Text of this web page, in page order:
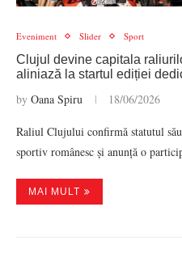
Eveniment Slider Sport
Clujul devine capitala
aliniază la startul ediției
by Oana Spiru 18/06/2026
Raliul Clujului confirmă statutul
sportiv românesc și anunță o
MAI MULT